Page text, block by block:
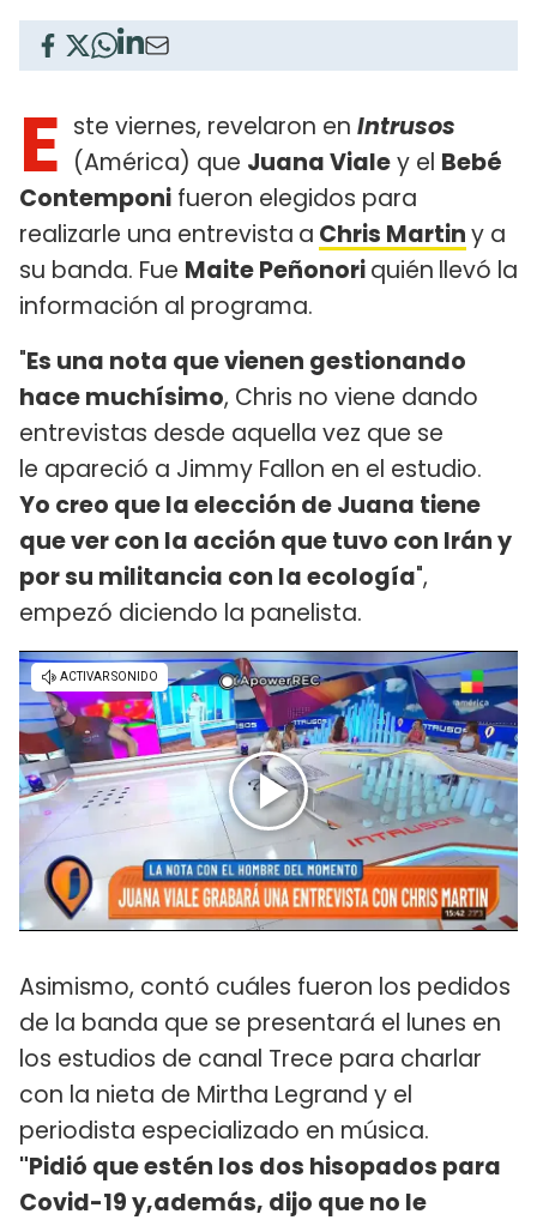
E ste viernes, revelaron en Intrusos
(América) que Juana Vialey el Bebé
Contemponi fueron elegidos para
realizarle una entrevista a Chris Martiny a
su banda. Fue Maite Peñonoriquién llevó la
información al programa.
"Es una nota que vienen gestionando
hace muchísimo, Chris no viene dando
entrevistas desde aquella vez que se
le apareció a Jimmy Fallon en el estudio.
Yo creo que la elección de Juana tiene
que ver con la acción que tuvo con Irán y
por su militancia con la ecología",
empezó diciendo la panelista.
Asimismo, contó cuáles fueron los pedidos
de la banda que se presentará el lunes en
los estudios de canal Trece para charlar
con la nieta de Mirtha Legrand y el
periodista especializado en música.
"Pidió que estén los dos hisopados para
Covid-19 y,además, dijo que no le